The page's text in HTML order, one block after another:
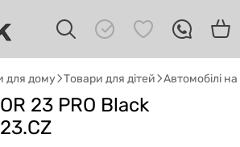
для дому Товари для дітей Автомобілі
23 PRO Black
техніки